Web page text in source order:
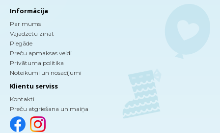
Informācija
Par mums
Vajadzētu zināt
Piegāde
Preču apmaksas veidi
Privātuma politika
Noteikumi un nosacījumi
Klientu serviss
Kontakti
Preču atgriešana un maiņa